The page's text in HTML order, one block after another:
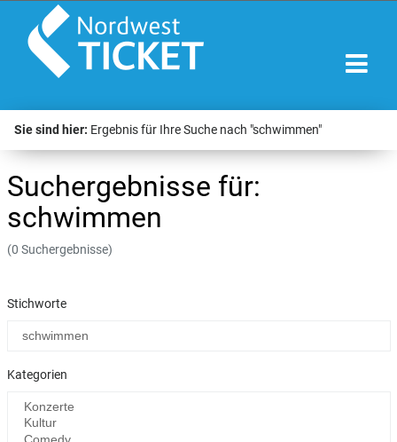
Sie sind hier: Ergebnis für Ihre Suche nach "schwimmen"
Suchergebnisse für:
schwimmen
(0 Suchergebnisse)
Stichworte
Kategorien